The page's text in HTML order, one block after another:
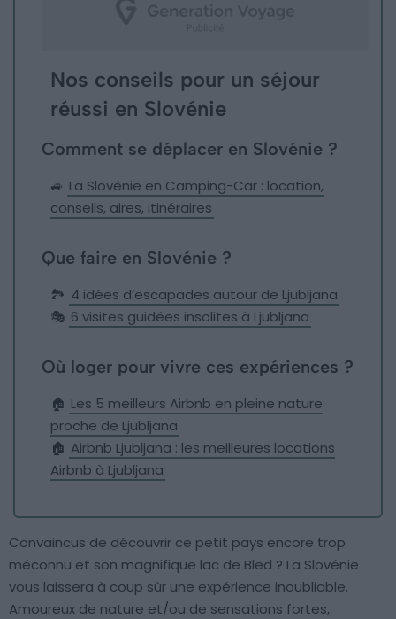
Nos conseils pour un séjour
réussi en Slovénie
Comment se déplacer en Slovénie ?
🚙 La Slovénie en Camping-Car : location,
conseils, aires, itinéraires
Que faire en Slovénie ?
🏞️ 4 idées d’escapades autour de Ljubljana
🎭 6 visites guidées insolites à Ljubljana
Où loger pour vivre ces expériences ?
🏠 Les 5 meilleurs Airbnb en pleine nature
proche de Ljubljana
🏠 Airbnb Ljubljana : les meilleures locations
Airbnb à Ljubljana
Convaincus de découvrir ce petit pays encore trop
méconnu et son magnifique lac de Bled ? La Slovénie
vous laissera à coup sûr une expérience inoubliable.
Amoureux de nature et/ou de sensations fortes,